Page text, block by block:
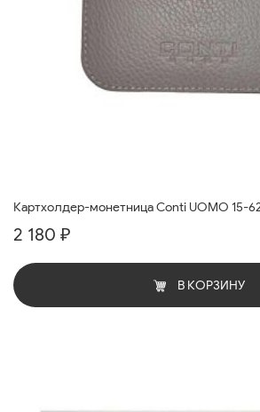
Картхолдер-монетница Conti UOMO 15-
2 180 ₽
В КОРЗИНУ